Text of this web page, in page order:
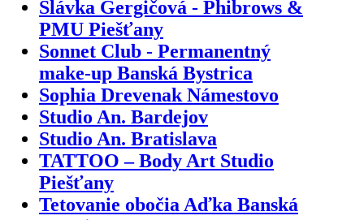
Slávka Gergičová - Phibrows &
PMU Piešťany
Sonnet Club - Permanentný
make-up Banská Bystrica
Sophia Drevenak Námestovo
Studio An. Bardejov
Studio An. Bratislava
TATTOO – Body Art Studio
Piešťany
Tetovanie obočia Aďka Banská